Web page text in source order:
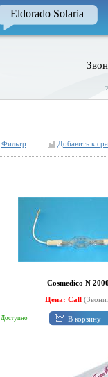
Eldorado Solaria
Фильтр Добавить к
Cosmedico N
Цена: Call
Доступно В корзину